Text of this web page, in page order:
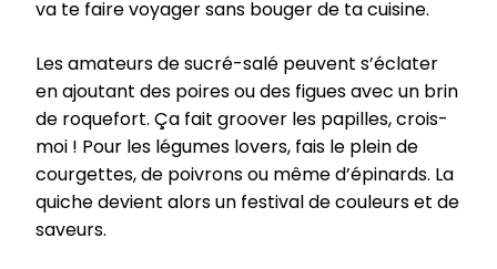
va te faire voyager sans bouger de ta cuisine.
Les amateurs de sucré-salé peuvent s’éclater
en ajoutant des poires ou des figues avec un brin
de roquefort. Ça fait groover les papilles, crois-
moi ! Pour les légumes lovers, fais le plein de
courgettes, de poivrons ou même d’épinards. La
quiche devient alors un festival de couleurs et de
saveurs.